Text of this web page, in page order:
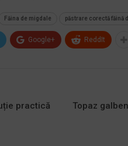
Făina de migdale păstrare corectă făină
Google+ ReddIt
practică
Topaz